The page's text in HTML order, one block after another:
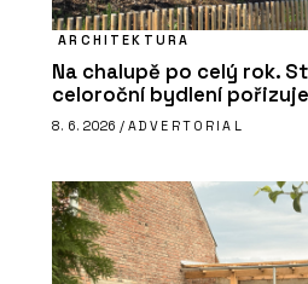
ARCHITEKTURA
Na chalupě po celý rok.
celoroční bydlení
8. 6. 2026 / ADVERTORIAL